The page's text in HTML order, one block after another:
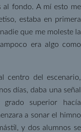
al fondo. A mí esto me
estaba en primera
que me moleste la
era algo como
centro del escenario,
días, daba una señal
superior hacía
a sonar el himno
y dos alumnos se